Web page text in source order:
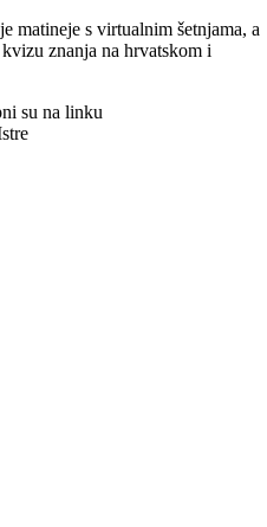
matineje s virtualnim šetnjama, a
znanja na hrvatskom i
su na linku